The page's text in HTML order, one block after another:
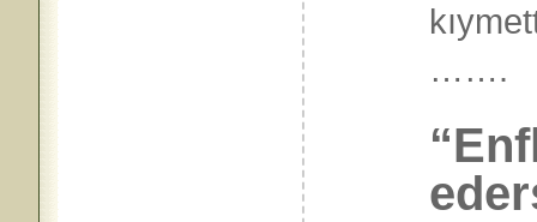
…….